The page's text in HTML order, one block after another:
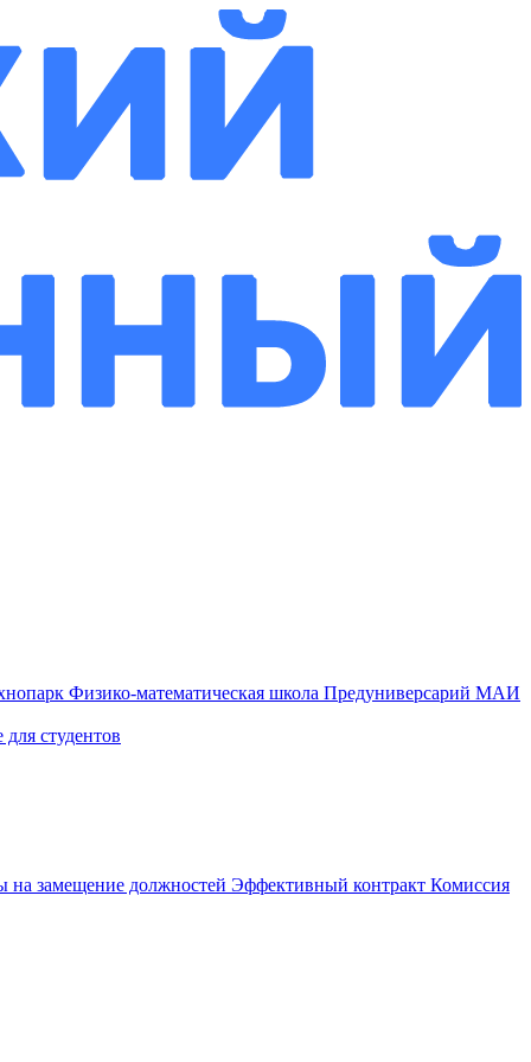
Физико-математическая школа Предуниверсарий МАИ
студентов
замещение должностей Эффективный контракт Комиссия